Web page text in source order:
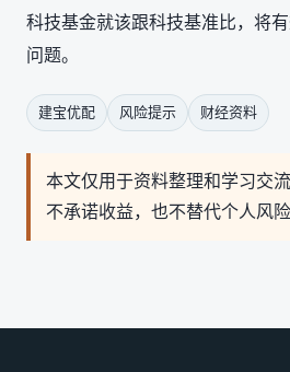
科技基金就该跟科技基准比，将
问题。
建宝优配 风险提示 财经资料
本文仅用于资料整理和学习交
不承诺收益，也不替代个人风险